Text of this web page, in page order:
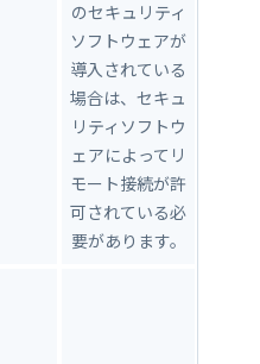
のセキュリティ
ソフトウェアが
導入されている
場合は、セキュ
リティソフトウ
ェアによってリ
モート接続が許
可されている必
要があります。